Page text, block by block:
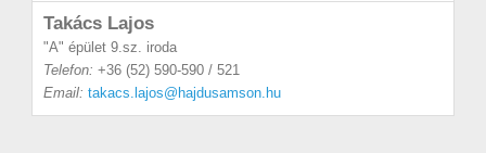
Takács Lajos
"A" épület 9.sz. iroda
Telefon: +36 (52) 590-590 / 521
Email: takacs.lajos@hajdusamson.hu